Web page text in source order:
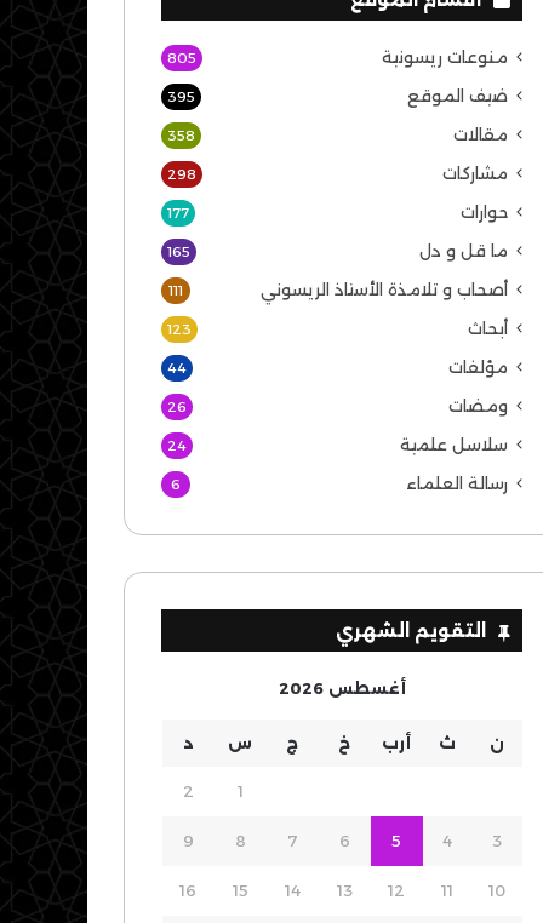
منوعات ريسونية 805
ضيف الموقع 395
مقالات 358
مشاركات 298
حوارات 177
ما قل و دل 165
أصحاب و تلامذة الأستاذ الريسوني 111
أبحاث 123
مؤلفات 44
ومضات 26
سلاسل علمية 24
رسالة العلماء 6
التقويم الشهري
أغسطس 2026
ن ث أرب خ ج س د
1
2
3
4
5
6
7
8
9
10
11
12
13
14
15
16